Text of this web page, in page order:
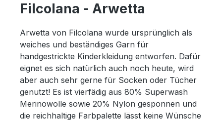
Filcolana - Arwetta
Arwetta von Filcolana wurde ursprünglich als
weiches und beständiges Garn für
handgestrickte Kinderkleidung entworfen. Dafür
eignet es sich natürlich auch noch heute, wird
aber auch sehr gerne für Socken oder Tücher
genutzt! Es ist vierfädig aus 80% Superwash
Merinowolle sowie 20% Nylon gesponnen und
die reichhaltige Farbpalette lässt keine Wünsche